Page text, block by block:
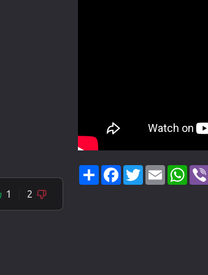
1 2
ShareFacebook
TwitterEmail